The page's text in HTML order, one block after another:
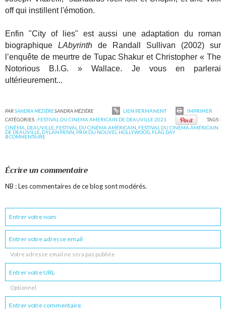
off qui instillent l'émotion.
Enfin "City of lies" est aussi une adaptation du roman
biographiqueLAbyrinth de Randall Sullivan (2002) sur
l’enquête de meurtre de Tupac Shakur et Christopher « The
Notorious B.I.G. » Wallace. Je vous en parlerai
ultérieurement...
PARSANDRA MÉZIÈRESANDRA MÉZIÈRE LIEN PERMANENT
IMPRIMER
CATÉGORIES : FESTIVAL DU CINEMA AMERICAIN DE DEAUVILLE 2021
TAGS :
CINÉMA DEAUVILLE FESTIVAL DU CINÉMA AMÉRICAIN FESTIVAL DU CINÉMA AMÉRICAIN
DE DEAUVILLE DYLAN PENN PRIX DU NOUVEL HOLLYWOOD FLAG DAY
0COMMENTAIRE
Écrire un commentaire
NB : Les commentaires de ce blog sont modérés.
Votre adresse email ne sera pas publiée
Optionnel